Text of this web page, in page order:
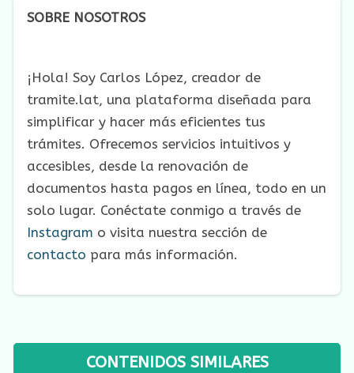
SOBRE NOSOTROS
¡Hola! Soy Carlos López, creador de
tramite.lat, una plataforma diseñada para
simplificar y hacer más eficientes tus
trámites. Ofrecemos servicios intuitivos y
accesibles, desde la renovación de
documentos hasta pagos en línea, todo en un
solo lugar. Conéctate conmigo a través de
Instagram o visita nuestra sección de
contacto para más información.
CONTENIDOS SIMILARES